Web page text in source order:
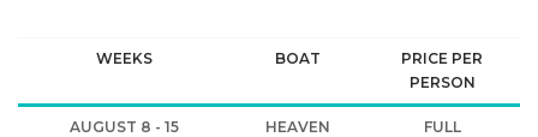
WEEKS BOAT
PRICE PER
PERSON
AUGUST 8 - 15
HEAVEN
FULL